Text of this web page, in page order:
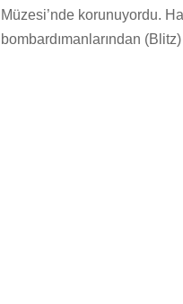
Müzesi’nde korunuyordu.
bombardımanlarından